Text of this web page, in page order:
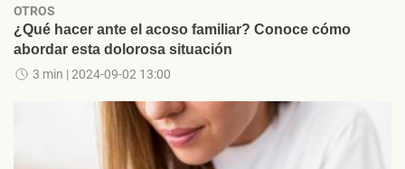
OTROS
¿Qué hacer ante el acoso familiar? Conoce cómo
abordar esta dolorosa situación
3 min | 2024-09-02 13:00